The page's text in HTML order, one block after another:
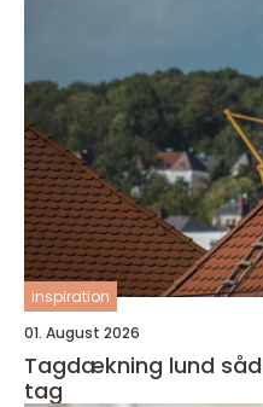
inspiration
01. August 2026
Tagdækning lund sådan får du et holdbart
tag